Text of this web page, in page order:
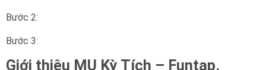
Bước 2:
Bước 3:
Giới thiệu MU Kỳ Tích – Funtap.